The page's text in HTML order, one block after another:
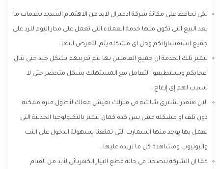
لكى نحافظ على مكانة شركة ادميرال لابد من الاهتمام الشديد بخدمات ما
بعد البيع التى تكون منها خدمة العملاء التى تعمل على مدار اليوم للرد على
جميع استفساراتكم وحل اى مشكله يتم التعرض اليها .
تتميز تلك الخدمة ان جميع العاملين بها يتم تدريبهم بشكل جيد حتى تنال
اعجابكم ويستطيعوا التعامل مع المستهلك بشكل متحضر حتى لا
نسبب لهم إى إزعاج .
الان هتقدر تشترى شاشة فى منزلك تعيش معاك لأطول فترة ممكنه
دون تلف او مشكله مش بس كده كمان تتميز بالتكنولوجيا الحديثة التى
تعمل بها يوجد منها السمارت التى تمتعنا بسهولة الدخول على النت
واليوتيوب ومشاهدة كل ما نريده عليها .
كما ان الشركة تنصحنا فى حالة قطع التيار الكهربائى لأبد من القيام